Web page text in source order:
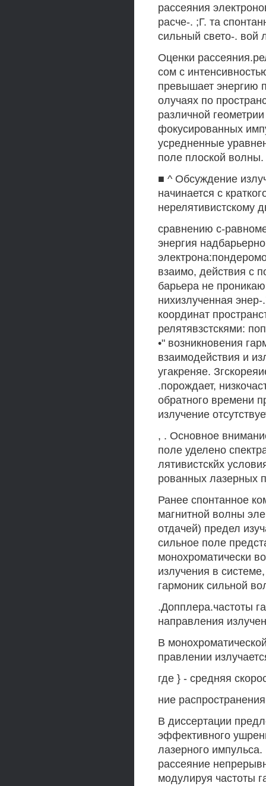
рассеяния
расче-. ;Г. та
сильный свето-. вой
Оценки
сом с
превышает энергию
олучаях по
различной
фокусированных
усредненные
поле плоской волны.
■ ^ Обсуждение
начинается с
нерелятивистскому
сравнению с-
энергия
взаимо, действия с
барьера не
нихизлученная
координат
релятявзстскями:
•" возникновения
взаимодействия и
угакреняе.
.порождает,
обратного времени
излучение
, . Основное
поле уделено
лятивистскйх
рованных лазерных
Ранее спонтанное
магнитной волны
отдачей) предел
сильное поле
монохроматически
излучения в
гармоник сильной
.Допплера.частоты
направления
В
правлении
где } - средняя
ние
В диссертации
эффективного
лазерного
рассеяние
модулируя частоты